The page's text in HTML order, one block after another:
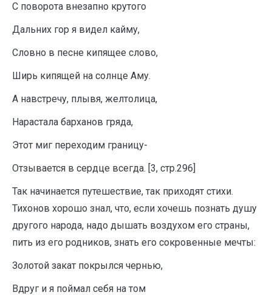
С поворота внезапно крутого
Дальних гор я видел кайму,
Словно в песне кипящее слово,
Ширь кипящей на солнце Аму.
А навстречу, плывя, желтолица,
Нарастала барханов гряда,
Этот миг переходим границу-
Отзывается в сердце всегда. [3, стр.296]
Так начинается путешествие, так приходят стихи.
Тихонов хорошо знал, что, если хочешь познать душу
другого народа, надо дышать воздухом его страны,
пить из его родников, знать его сокровенные мечты:
Золотой закат покрылся чернью,
Вдруг и я поймал себя на том